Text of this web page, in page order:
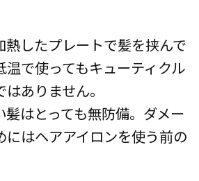
熱したプレートで髪を挟んで
で使ってもキューティクル
ありません。
はとっても無防備。ダメー
にはヘアアイロンを使う前の